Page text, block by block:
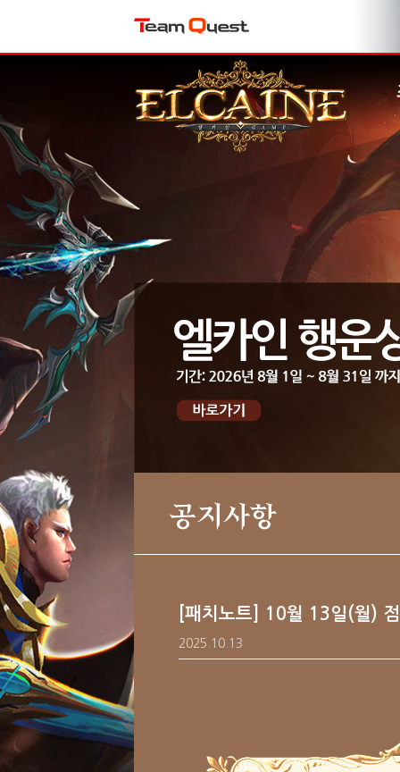
공지사항
[패치노트] 10월 13일(월)
2025.10.13